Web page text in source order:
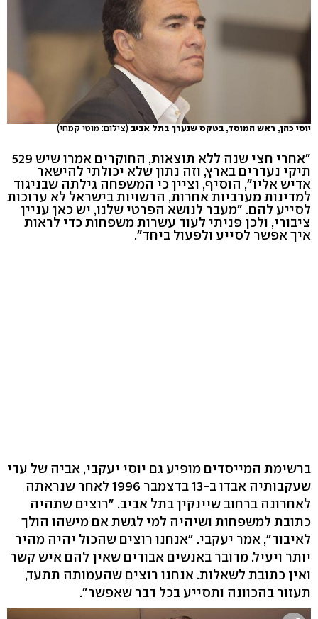
יוסי כהן, ראש המוסד, בטקס שנערך בתל אביב (צילום: מוטי קמחי)
"אחרי חצי שנה ללא תוצאות, החוקרים אמרו שיש 529
תיקי נעדרים בארץ, וזה נתון שלא יכולתי להישאר
אדיש אליו", הוסיף, וציין כי המשפחה גילתה שבניגוד
למדינות מערביות אחרות, הרשויות בישראל לא ערוכות
לסייע להם. "מעבר לנושא הפרטי שלנו, יש כאן עניין
ציבורי, ולכן פניתי לעוד עשרות משפחות כדי לראות
איך אפשר לסייע ולפעול ביחד".
ברשימת המייסדים מופיע גם יוסי יעקבי, אביה של עדי
שעקבותיה אבדו ב-13 בדצמבר 1996 לאחר שנראתה
לאחרונה ברחוב שיינקין בתל אביב. "רוצים שתהיה
כתובת למשפחות ושיהיה למי לגשת אם מישהו הולך
לאיבוד", אמר יעקבי. "אנחנו רוצים שהכול יהיה מהיר
יותר ויעיל. מדובר באנשים אבודים שאין להם איש קשר
ואין כתובת לשאלות. אנחנו רוצים שהעמותה תתעד,
תעזור בהכוונה ותסייע בכל דבר שאפשר".